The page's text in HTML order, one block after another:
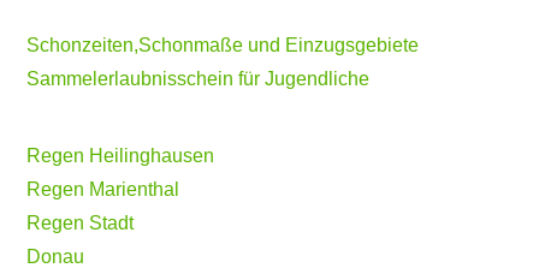
Schonzeiten,Schonmaße und Einzugsgebiete
Sammelerlaubnisschein für Jugendliche
Regen Heilinghausen
Regen Marienthal
Regen Stadt
Donau